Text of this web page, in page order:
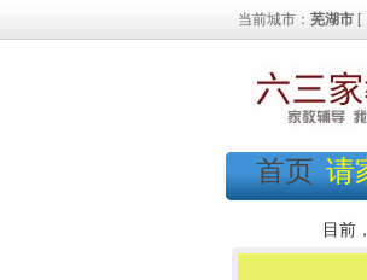
当前城市： 芜湖市 [
首页 请
目前